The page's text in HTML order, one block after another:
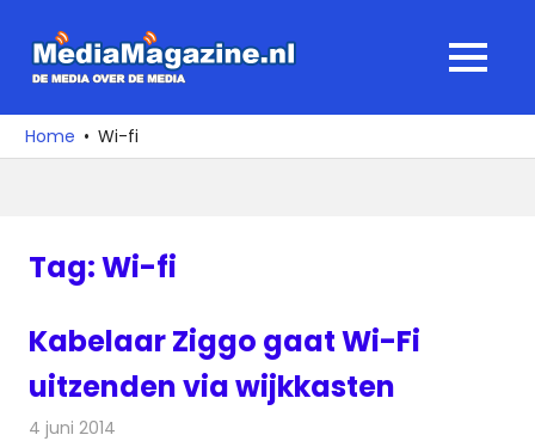
naar
media
over
MENU
Home Wi-fi
Tag:Wi-fi
Kabelaar Ziggo gaat Wi-Fi
uitzenden via wijkkasten
4 juni 2014